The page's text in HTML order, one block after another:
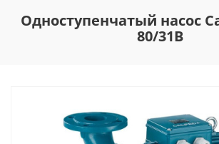
Одноступенчатый насос
80/31B